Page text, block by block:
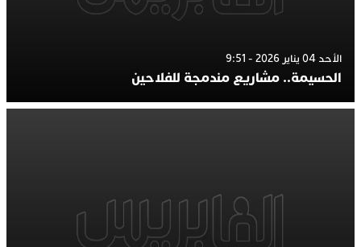
الأحد 04 يناير 2026 - 9:51
الحسيمة.. مشاريع مندمجة للفلاحين